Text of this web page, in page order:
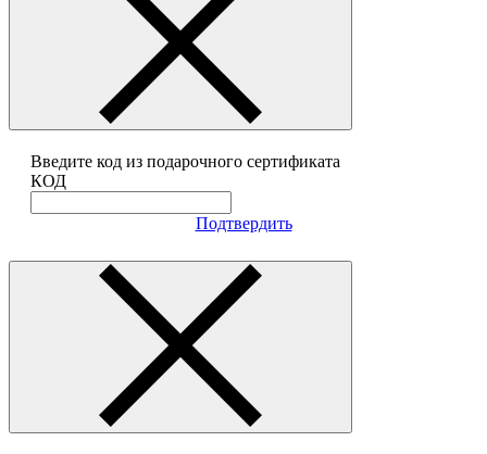
Введите код из подарочного сертификата
КОД
Подтвердить